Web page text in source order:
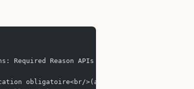
Required Reason APIs (file access, user
obligatoire<br/>(accès fichiers, user